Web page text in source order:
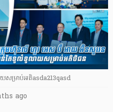
ាយសម្រាប់អតិasda213qasd
ago